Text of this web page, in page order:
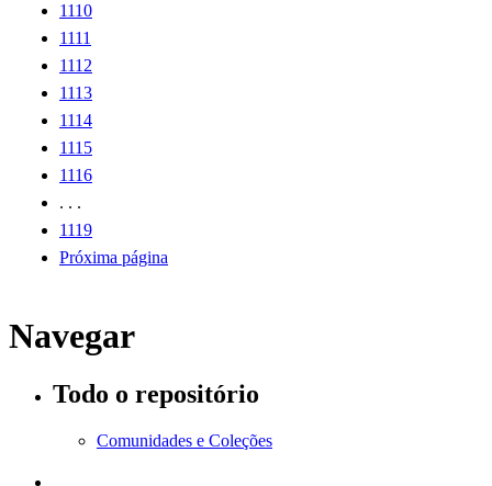
1110
1111
1112
1113
1114
1115
1116
. . .
1119
Próxima página
Navegar
Todo o repositório
Comunidades e Coleções